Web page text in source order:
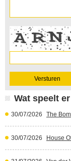
Wat speelt
30/07/2026 The
30/07/2026 House